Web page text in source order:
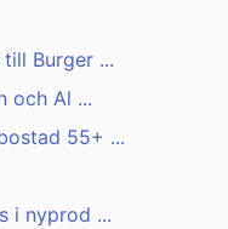
Burger ...
och Al ...
55+ ...
i nyprod ...